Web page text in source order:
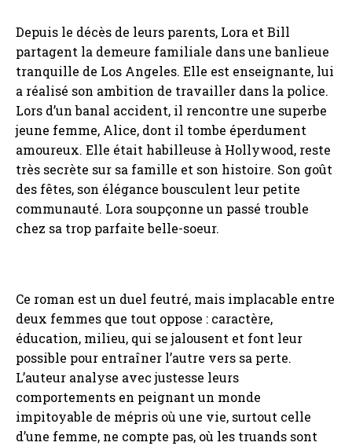
Depuis le décès de leurs parents, Lora et Bill
partagent la demeure familiale dans une banlieue
tranquille de Los Angeles. Elle est enseignante, lui
a réalisé son ambition de travailler dans la police.
Lors d’un banal accident, il rencontre une superbe
jeune femme, Alice, dont il tombe éperdument
amoureux. Elle était habilleuse à Hollywood, reste
très secrète sur sa famille et son histoire. Son goût
des fêtes, son élégance bousculent leur petite
communauté. Lora soupçonne un passé trouble
chez sa trop parfaite belle-soeur.
Ce roman est un duel feutré, mais implacable entre
deux femmes que tout oppose : caractère,
éducation, milieu, qui se jalousent et font leur
possible pour entraîner l’autre vers sa perte.
L’auteur analyse avec justesse leurs
comportements en peignant un monde
impitoyable de mépris où une vie, surtout celle
d’une femme, ne compte pas, où les truands sont